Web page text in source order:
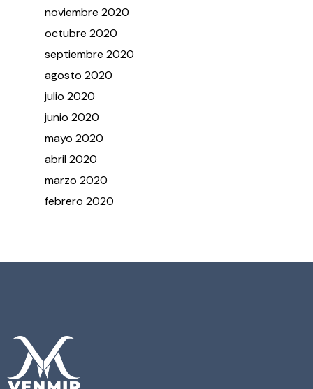
noviembre2020
octubre2020
septiembre2020
agosto2020
julio2020
junio2020
mayo2020
abril2020
marzo2020
febrero2020